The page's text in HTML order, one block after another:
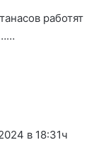
работят
в 18:31ч